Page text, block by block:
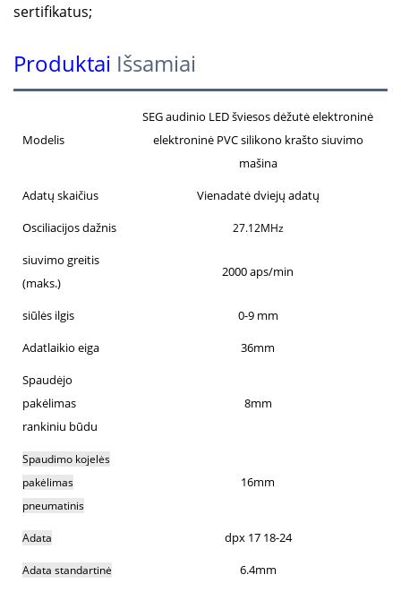
sertifikatus;
Produktai Išsamiai
Modelis
SEG audinio LED šviesos dėžutė elektroninė
elektroninė PVC silikono krašto siuvimo
mašina
Adatų skaičius
Vienadatė dviejų adatų
Osciliacijos dažnis
27.12MHz
siuvimo greitis
(maks.)
2000 aps/min
siūlės ilgis
0-9 mm
Adatlaikio eiga
36mm
Spaudėjo
pakėlimas
rankiniu būdu
8mm
Spaudimo kojelės
pakėlimas
pneumatinis
16mm
Adata dpx 17 18-24
Adata standartinė
6.4mm